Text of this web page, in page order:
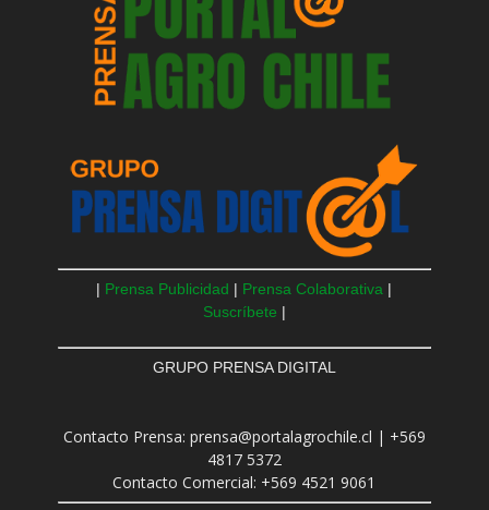
| Prensa Publicidad | Prensa Colaborativa |
Suscríbete |
GRUPO PRENSA DIGITAL
Contacto Prensa: prensa@portalagrochile.cl | +569
4817 5372
Contacto Comercial: +569 4521 9061